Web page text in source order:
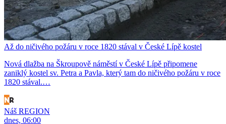
Až do ničivého požáru v roce 1820 stával v České Lípě kostel
Nová dlažba na Škroupově náměstí v České Lípě připomene
zaniklý kostel sv. Petra a Pavla, který tam do ničivého požáru v roce
1820 stával.…
Náš REGION
dnes, 06:00